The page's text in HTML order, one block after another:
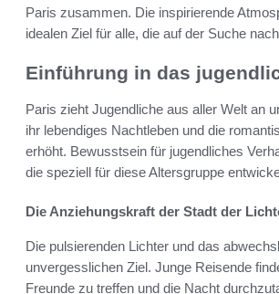
Paris zusammen. Die inspirierende
idealen Ziel für alle, die auf der Suche
Einführung in das
Paris zieht Jugendliche aus aller Welt an
ihr lebendiges Nachtleben und die
erhöht. Bewusstsein für jugendliches
die speziell für diese Altersgruppe
Die Anziehungskraft der Stadt der
Die pulsierenden Lichter und das
unvergesslichen Ziel. Junge Reisende
Freunde zu treffen und die Nacht